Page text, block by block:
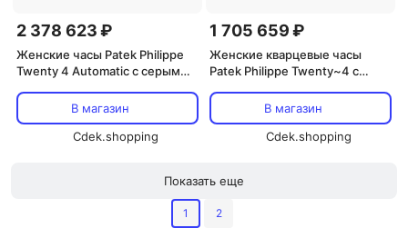
2 378 623 ₽
Женские часы Patek Philippe
Twenty 4 Automatic с серым
В магазин
Cdek.shopping
1 705 659 ₽
Женские кварцевые часы
Patek Philippe Twenty~4 с
4910/1200A, серебро
В магазин
Cdek.shopping
Показать еще
1 2